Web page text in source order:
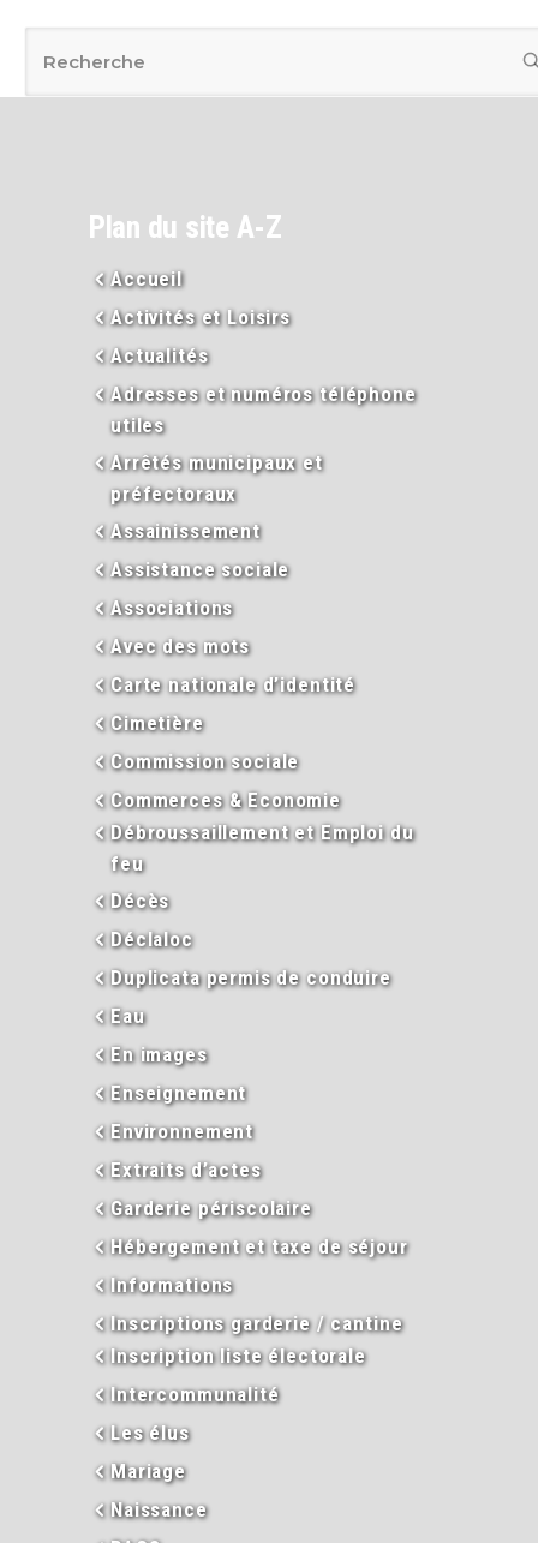
Plan du site A-Z
Accueil
Activités et Loisirs
Actualités
Adresses et numéros téléphone
utiles
Arrêtés municipaux et
préfectoraux
Assainissement
Assistance sociale
Associations
Avec des mots
Carte nationale d’identité
Cimetière
Commission sociale
Commerces & Economie
Débroussaillement et Emploi du
feu
Décès
Déclaloc
Duplicata permis de conduire
Eau
En images
Enseignement
Environnement
Extraits d’actes
Garderie périscolaire
Hébergement et taxe de séjour
Informations
Inscriptions garderie / cantine
Inscription liste électorale
Intercommunalité
Les élus
Mariage
Naissance